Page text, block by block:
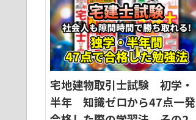
宅地建物取引士試験 初学・
半年 知識ゼロから47点一発